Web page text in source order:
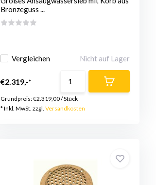
Bronzeguss ...
Vergleichen Nicht auf Lager
€2.319,-*
Grundpreis:€2.319,00/Stück
* Inkl. MwSt. zzgl.Versandkosten